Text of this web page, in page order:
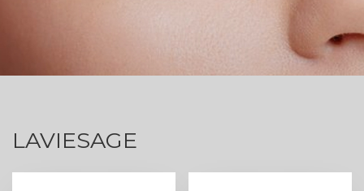
LAVIESAGE